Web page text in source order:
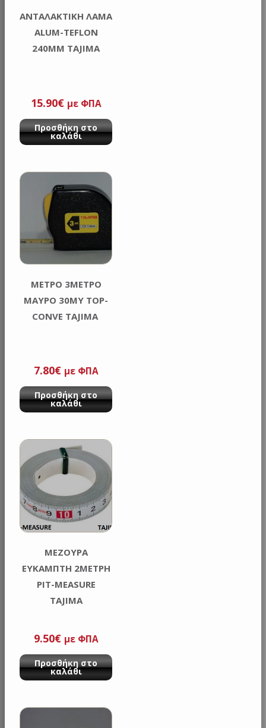
ΑΝΤΑΛΑΚΤΙΚΗ ΛΑΜΑ
ALUM-TEFLON
240MM TAJIMA
15.90€ με ΦΠΑ
Προσθήκη στο
καλάθι
METΡΟ 3METΡΟ
MAYΡΟ 30MY TOP-
CONVE TAJIMA
7.80€ με ΦΠΑ
Προσθήκη στο
καλάθι
ΜΕΖΟΥΡΑ
ΕΥΚΑΜΠΤΗ 2MΕΤΡΗ
PIT-MEASURE
TAJIMA
9.50€ με ΦΠΑ
Προσθήκη στο
καλάθι